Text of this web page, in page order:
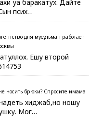
уа баракатух. Дайте
псих…
для мусульман работает
Ешу второй
носить брюки? Спросите имама
хиджаб,но ношу
Мог…